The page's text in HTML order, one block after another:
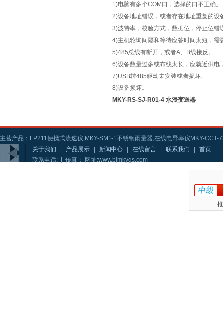
1)电脑有多个COM口，选择的口不正确。
2)设备地址错误，或者存在地址重复的设
3)波特率，校验方式，数据位，停止位错
4)主机轮询间隔和等待应答时间太短，需
5)485总线有断开，或者A、B线接反。
6)设备数量过多或布线太长，应就近供
7)USB转485驱动未安装或者损坏。
8)设备损坏。
MKY-RS-SJ-R01-4 水浸变送器
主营产品：FP211便携式流速仪,MKY-SM1-1不锈钢雨量器,在线电导率仪MKY-CCT-
关于我们
产品展示 新闻中心 在线留言 联系我们
首页
联系电话: | 传真： 网址:www.bjmkygs.com